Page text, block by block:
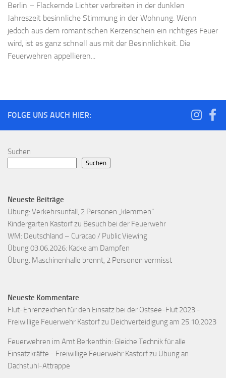
Berlin – Flackernde Lichter verbreiten in der dunklen
Jahreszeit besinnliche Stimmung in der Wohnung. Wenn
jedoch aus dem romantischen Kerzenschein ein richtiges Feuer
wird, ist es ganz schnell aus mit der Besinnlichkeit. Die
Feuerwehren appellieren...
FOLGE UNS AUCH HIER:
Suchen
Suchen
Neueste Beiträge
Übung: Verkehrsunfall, 2 Personen „klemmen“
Kindergarten Kastorf zu Besuch bei der Feuerwehr
WM: Deutschland – Curacao / Public Viewing
Übung 03.06.2026: Kacke am Dampfen
Übung: Maschinenhalle brennt, 2 Personen vermisst
Neueste Kommentare
Flut-Ehrenzeichen für den Einsatz bei der Ostsee-Flut 2023 -
Freiwillige Feuerwehr Kastorfzu Deichverteidigung am 25.10.2023
Feuerwehren im Amt Berkenthin: Gleiche Technik für alle
Einsatzkräfte - Freiwillige Feuerwehr Kastorfzu Übung an
Dachstuhl-Attrappe